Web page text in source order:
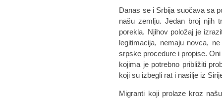
Danas se i Srbija suočava sa
našu zemlju. Jedan broj njih
porekla. Njihov položaj je
legitimacija, nemaju novca,
srpske procedure i propise.
kojima je potrebno približiti
koji su izbegli rat i nasilje iz
Migranti koji prolaze kroz